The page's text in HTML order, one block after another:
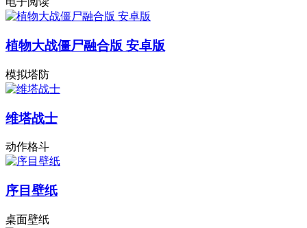
植物大战僵尸融合版 安卓版
模拟塔防
维塔战士
动作格斗
序目壁纸
桌面壁纸